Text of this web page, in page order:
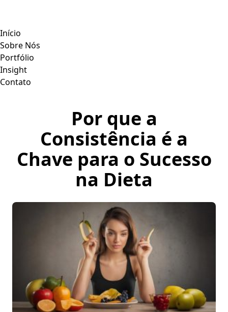
Início
Sobre Nós
Portfólio
Insight
Contato
Por que a
Consistência é a
Chave para o Sucesso
na Dieta